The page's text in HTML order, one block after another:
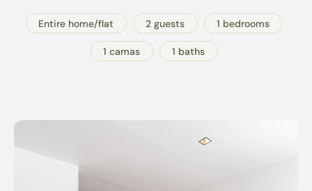
Entire home/flat 2 guests 1 bedrooms
1 camas 1 baths